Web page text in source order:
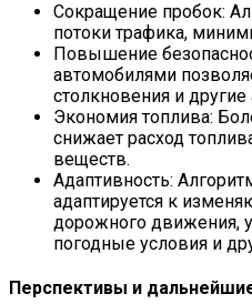
Сокращение пробок:
потоки трафика,
Повышение
автомобилями
столкновения и
Экономия топлива:
снижает расход
веществ.
Адаптивность:
адаптируется к
дорожного движения,
погодные условия и
Перспективы и